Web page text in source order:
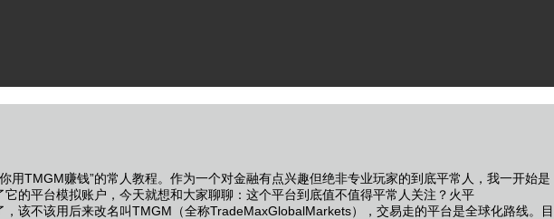
用TMGM赚钱”的常人教程。作为一个对金融有点兴趣但绝非专业玩家的到底平常人，我一开始是
的平台模拟账户，今天就想和大家聊聊：这个平台到底值不值得平常人关注？火平
，该不该用 后来改名叫TMGM（全称TradeMaxGlobalMarkets），交易走的平台是全球化路线。目